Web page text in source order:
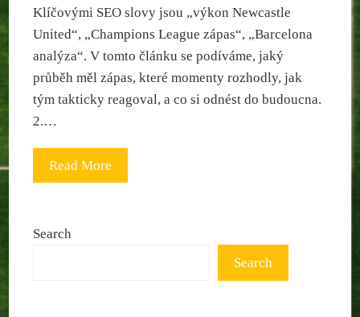
Klíčovými SEO slovy jsou „výkon Newcastle
United“, „Champions League zápas“, „Barcelona
analýza“. V tomto článku se podíváme, jaký
průběh měl zápas, které momenty rozhodly, jak
tým takticky reagoval, a co si odnést do budoucna.
2.…
Read More
Search
Search